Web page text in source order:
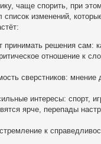
чаще спорить, при
изменений,
принимать решения сам:
отношение к
сверстников:
интересы: спорт,
ярче, перепады
к